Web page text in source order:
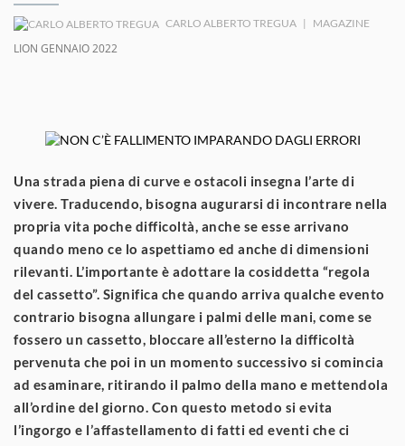
CARLO ALBERTO TREGUA | MAGAZINE
LION GENNAIO 2022
Una strada piena di curve e ostacoli insegna l’arte di
vivere. Traducendo, bisogna augurarsi di incontrare nella
propria vita poche difficoltà, anche se esse arrivano
quando meno ce lo aspettiamo ed anche di dimensioni
rilevanti. L’importante è adottare la cosiddetta “regola
del cassetto”. Significa che quando arriva qualche evento
contrario bisogna allungare i palmi delle mani, come se
fossero un cassetto, bloccare all’esterno la difficoltà
pervenuta che poi in un momento successivo si comincia
ad esaminare, ritirando il palmo della mano e mettendola
all’ordine del giorno. Con questo metodo si evita
l’ingorgo e l’affastellamento di fatti ed eventi che ci